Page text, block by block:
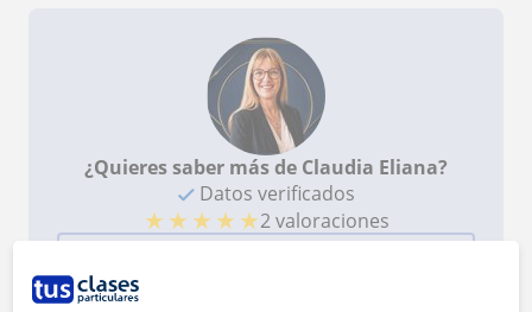
¿Quieres saber más de Claudia Eliana?
Datos verificados
★ ★ ★ ★ ★2 valoraciones